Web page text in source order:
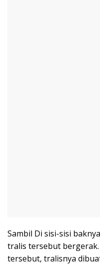
Sambil Di sisi-sisi
tralis tersebut
tersebut, tralisnya